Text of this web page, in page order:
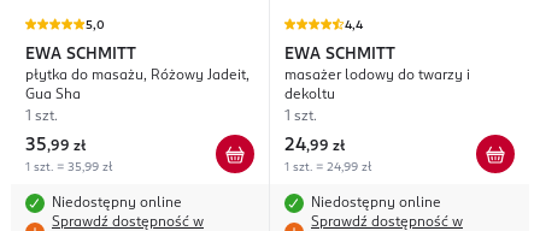
5,0
EWA SCHMITT
płytka do masażu, Różowy Jadeit,
Gua Sha
1 szt.
35,99 zł
1 szt. = 35,99 zł
Niedostępny online
Sprawdź dostępność w
4,4
EWA SCHMITT
masażer lodowy do twarzy i
dekoltu
1 szt.
24,99 zł
1 szt. = 24,99 zł
Niedostępny online
Sprawdź dostępność w